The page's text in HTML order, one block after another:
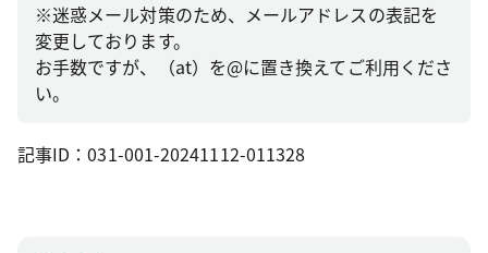
※迷惑メール対策のため、メールアドレスの表記を
変更しております。
お手数ですが、（at）を@に置き換えてご利用くださ
い。
記事ID：031-001-20241112-011328